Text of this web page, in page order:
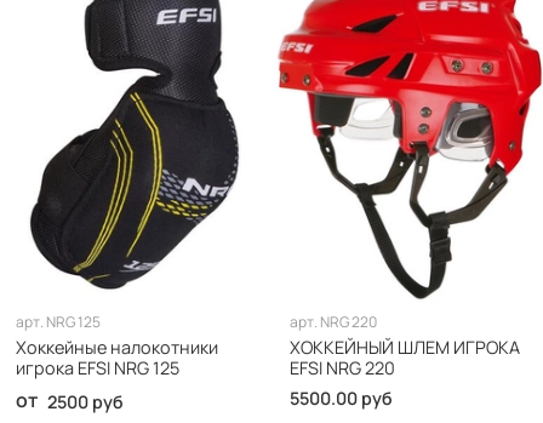
арт. NRG 125
Хоккейные налокотники
игрока EFSI NRG 125
от 2500 руб
арт. NRG 220
ХОККЕЙНЫЙ ШЛЕМ ИГРОКА
EFSI NRG 220
5500.00 руб